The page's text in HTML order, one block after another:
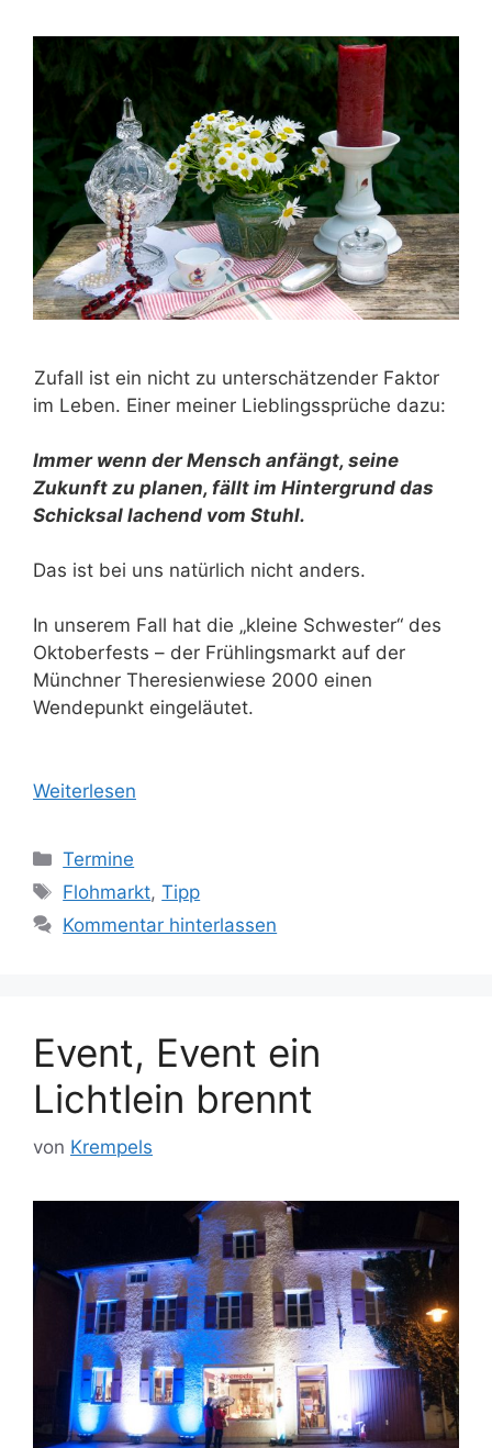
Zufall ist ein nicht zu unterschätzender Faktor
im Leben. Einer meiner Lieblingssprüche dazu:
Immer wenn der Mensch anfängt, seine
Zukunft zu planen, fällt im Hintergrund das
Schicksal lachend vom Stuhl.
Das ist bei uns natürlich nicht anders.
In unserem Fall hat die „kleine Schwester“ des
Oktoberfests – der Frühlingsmarkt auf der
Münchner Theresienwiese 2000 einen
Wendepunkt eingeläutet.
Weiterlesen
Kategorien
Termine
Schlagwörter
Flohmarkt,Tipp
Kommentar hinterlassen
Event, Event ein
Lichtlein brennt
von Krempels